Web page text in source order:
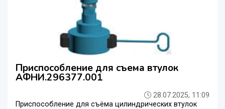
Приспособление для съема втулок
АФНИ.296377.001
28.07.2025, 11:09
Приспособление для съёма цилиндрических втулок